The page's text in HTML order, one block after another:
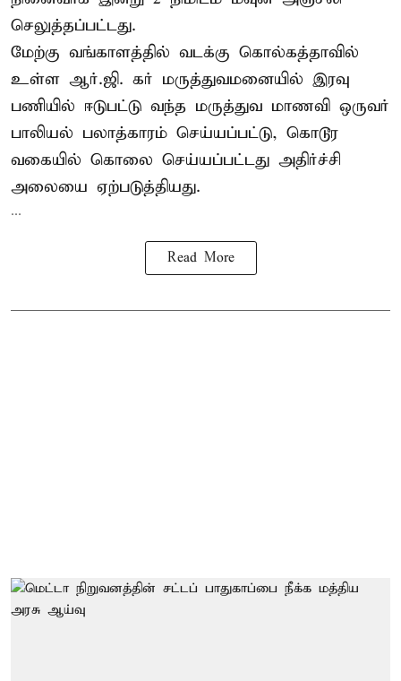
செலுத்தப்பட்டது.
மேற்கு வங்காளத்தில் வடக்கு கொல்கத்தாவில்
உள்ள ஆர்.ஜி. கர் மருத்துவமனையில் இரவு
பணியில் ஈடுபட்டு வந்த மருத்துவ மாணவி ஒருவர்
பாலியல் பலாத்காரம் செய்யப்பட்டு, கொடூர
வகையில் கொலை செய்யப்பட்டது அதிர்ச்சி
அலையை ஏற்படுத்தியது.
...
Read More